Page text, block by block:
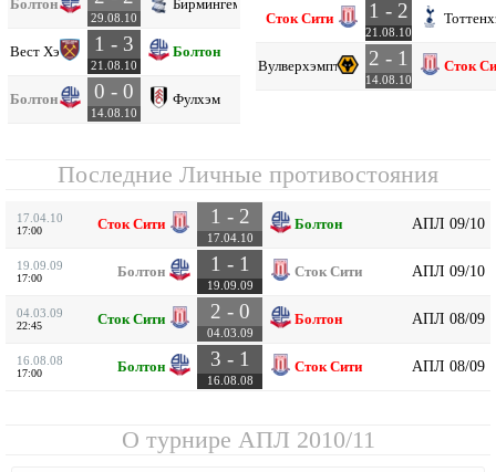
Болтон
29.08.10
Бирмингем
Вест Хэм 1 - 3
21.08.10
Болтон
Болтон 0 - 0
14.08.10
Фулхэм
Сток Сити 1 - 2
21.08.10
Вулверхэмптон 2 - 1
14.08.10
Сток
Последние Личные противостояния
17.04.10
17:00 Сток Сити 1 - 2
17.04.10
Болтон АПЛ 09/10
19.09.09
17:00 Болтон 1 - 1
19.09.09
Сток Сити АПЛ 09/10
04.03.09
22:45 Сток Сити 2 - 0
04.03.09
Болтон АПЛ 08/09
16.08.08
17:00 Болтон 3 - 1
16.08.08
Сток Сити АПЛ 08/09
О турнире АПЛ 2010/11